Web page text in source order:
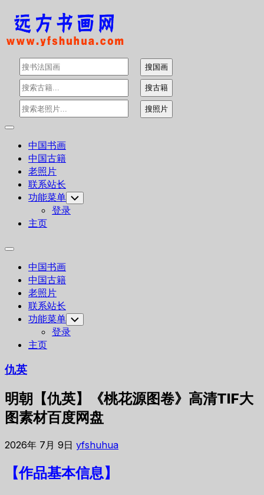
Skip
content
Expand
中国书画
中国古籍
老照片
联系站长
功能菜单 Toggle
Child
Menu
登录
主页
Expand
中国书画
中国古籍
老照片
联系站长
功能菜单 Toggle
Child
Menu
登录
主页
仇英
明朝【仇英】《桃花源图卷》高清TIF大
图素材百度网盘
2026年 7月 9日 yfshuhua
【作品基本信息】